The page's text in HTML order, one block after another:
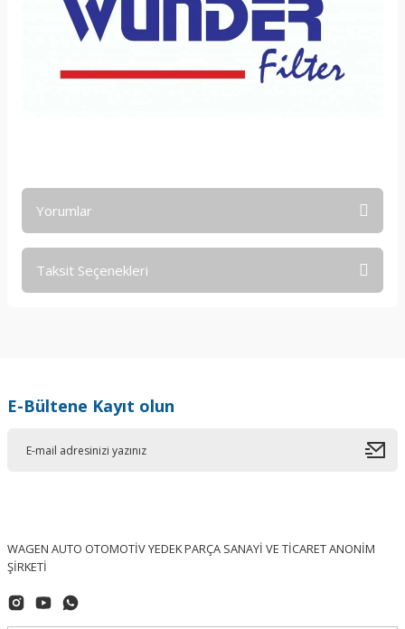
Yorumlar
Taksit Seçenekleri
E-Bültene Kayıt olun
WAGEN AUTO OTOMOTİV YEDEK PARÇA SANAYİ VE TİCARET ANONİM
ŞİRKETİ